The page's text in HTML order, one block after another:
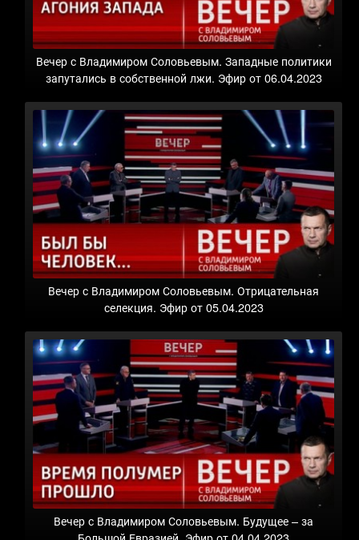
Вечер с Владимиром Соловьевым. Западные политики
запутались в собственной лжи. Эфир от 06.04.2023
Вечер с Владимиром Соловьевым. Отрицательная
селекция. Эфир от 05.04.2023
Вечер с Владимиром Соловьевым. Будущее – за